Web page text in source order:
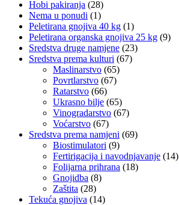
Hobi pakiranja (28)
Nema u ponudi (1)
Peletirana gnojiva 40 kg (1)
Peletirana organska gnojiva 25 kg (9)
Sredstva druge namjene (23)
Sredstva prema kulturi (67)
Maslinarstvo (65)
Povrtlarstvo (67)
Ratarstvo (66)
Ukrasno bilje (65)
Vinogradarstvo (67)
Voćarstvo (67)
Sredstva prema namjeni (69)
Biostimulatori (9)
Fertirigacija i navodnjavanje (14)
Folijarna prihrana (18)
Gnojidba (8)
Zaštita (28)
Tekuća gnojiva (14)